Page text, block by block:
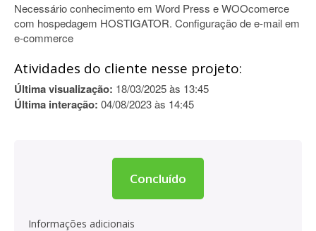
Necessário conhecimento em Word Press e WOOcomerce
com hospedagem HOSTIGATOR. Configuração de e-mail em
e-commerce
Atividades do cliente nesse projeto:
Última visualização: 18/03/2025 às 13:45
Última interação: 04/08/2023 às 14:45
Concluído
Informações adicionais